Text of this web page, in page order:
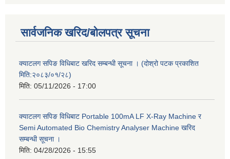
सार्वजनिक खरिद/बोलपत्र सूचना
क्याटलग सपिङ विधिबाट खरिद सम्बन्धी सूचना । (दोश्रो पटक प्रकाशित
मिति:२०८३/०१/२८)
मिति: 05/11/2026 - 17:00
क्याटलग सपिङ विधिबाट Portable 100mA LF X-Ray Machine र
Semi Automated Bio Chemistry Analyser Machine खरिद
सम्बन्धी सूचना ।
मिति: 04/28/2026 - 15:55